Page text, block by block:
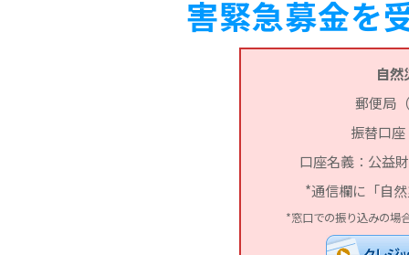
害緊急募金を
自然
郵便局
振替口
口座名義：公益
*通信欄に「自
*窓口での振り込みの場